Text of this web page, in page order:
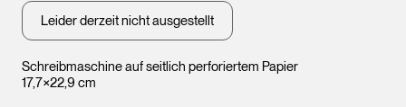
Schreibmaschine auf seitlich perforiertem Papier
17,7×22,9 cm
Leider derzeit nicht ausgestellt